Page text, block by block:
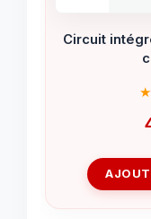
Circuit